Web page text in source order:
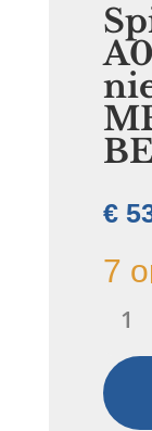
€
7
BENZ